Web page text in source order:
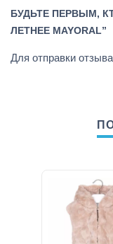
БУДЬТЕ ПЕРВЫМ,
ЛЕТНЕЕ MAYORAL”
Для отправки